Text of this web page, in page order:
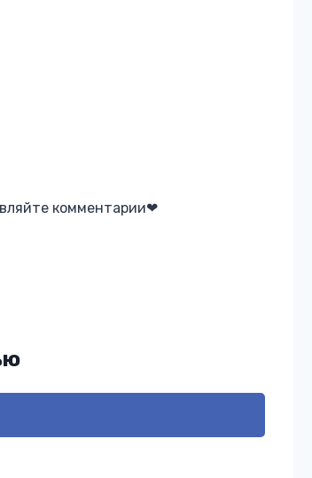
комментарии❤